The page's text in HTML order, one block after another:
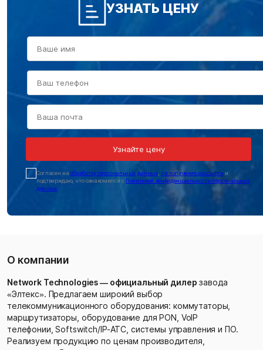
УЗНАТЬ ЦЕНУ
Узнайте цену
Cогласен на обработку персональных данных, на получение рассылоки
подтверждаю, что ознакомился с Политикой конфиденциальности персональных
данных
О компании
Network Technologies — официальный дилер завода
«Элтекс». Предлагаем широкий выбор
телекоммуникационного оборудования: коммутаторы,
маршрутизаторы, оборудование для PON, VoIP
телефонии, Softswitch/IP-ATC, системы управления и ПО.
Реализуем продукцию по ценам производителя,